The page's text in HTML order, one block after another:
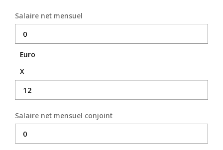
Salaire net mensuel
Euro
X
Salaire net mensuel conjoint